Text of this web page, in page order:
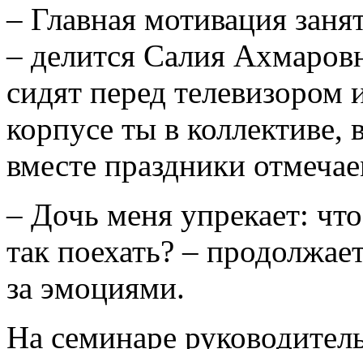
– Главная мотивация
– делится Салия
сидят перед телевизором
корпусе ты в
вместе праздники
– Дочь меня упрекает:
так поехать? –
за эмоциями.
На семинаре